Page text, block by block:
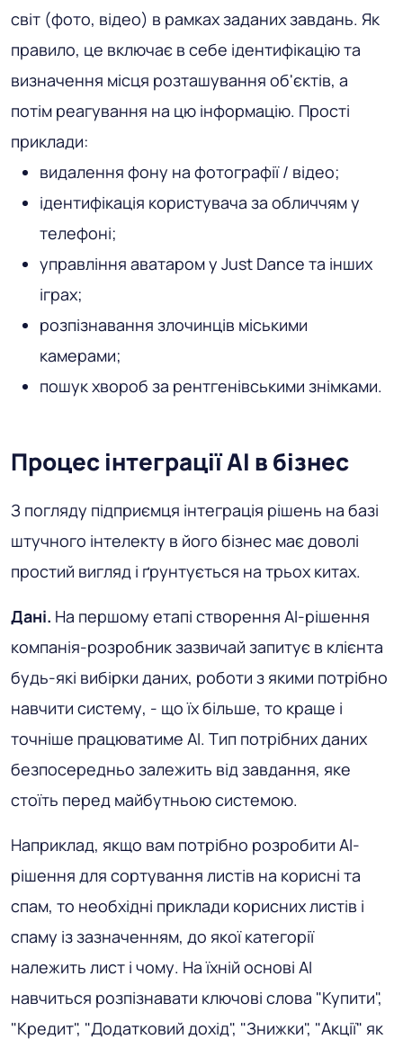
світ (фото, відео) в рамках заданих завдань. Як
правило, це включає в себе ідентифікацію та
визначення місця розташування об'єктів, а
потім реагування на цю інформацію. Прості
приклади:
видалення фону на фотографії / відео;
ідентифікація користувача за обличчям у
телефоні;
управління аватаром у Just Dance та інших
іграх;
розпізнавання злочинців міськими
камерами;
пошук хвороб за рентгенівськими знімками.
Процес інтеграції AI в бізнес
З погляду підприємця інтеграція рішень на базі
штучного інтелекту в його бізнес має доволі
простий вигляд і ґрунтується на трьох китах.
Дані. На першому етапі створення AI-рішення
компанія-розробник зазвичай запитує в клієнта
будь-які вибірки даних, роботи з якими потрібно
навчити систему, - що їх більше, то краще і
точніше працюватиме AI. Тип потрібних даних
безпосередньо залежить від завдання, яке
стоїть перед майбутньою системою.
Наприклад, якщо вам потрібно розробити AI-
рішення для сортування листів на корисні та
спам, то необхідні приклади корисних листів і
спаму із зазначенням, до якої категорії
належить лист і чому. На їхній основі AI
навчиться розпізнавати ключові слова "Купити",
"Кредит", "Додатковий дохід", "Знижки", "Акції" як